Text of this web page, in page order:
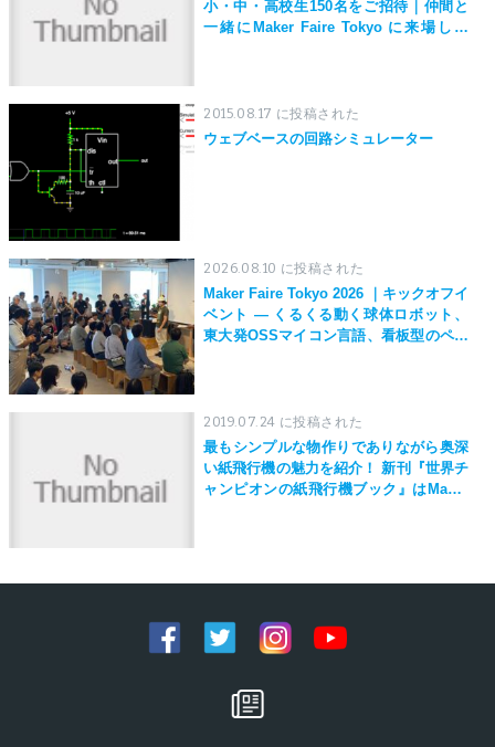
小・中・高校生150名をご招待｜仲間と
一緒にMaker Faire Tokyo に来場しよ
2015.08.17 に投稿された
ウェブベースの回路シミュレーター
2026.08.10 に投稿された
Maker Faire Tokyo 2026 ｜キックオフイ
ベント — くるくる動く球体ロボット、
東大発OSSマイコン言語、看板型のペン
イベント開催
2019.07.24 に投稿された
最もシンプルな物作りでありながら奥深
い紙飛行機の魅力を紹介！ 新刊『世界チ
ャンピオンの紙飛行機ブック』はMaker